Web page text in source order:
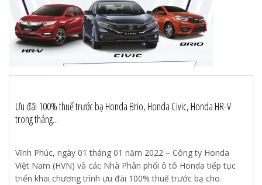
Ưu đãi 100% thuế trước bạ Honda Brio, Honda Civic, Honda HR-V
trong tháng...
Vĩnh Phúc, ngày 01 tháng 01 năm 2022 – Công ty Honda
Việt Nam (HVN) và các Nhà Phân phối ô tô Honda tiếp tục
triển khai chương trình ưu đãi 100% thuế trước bạ cho